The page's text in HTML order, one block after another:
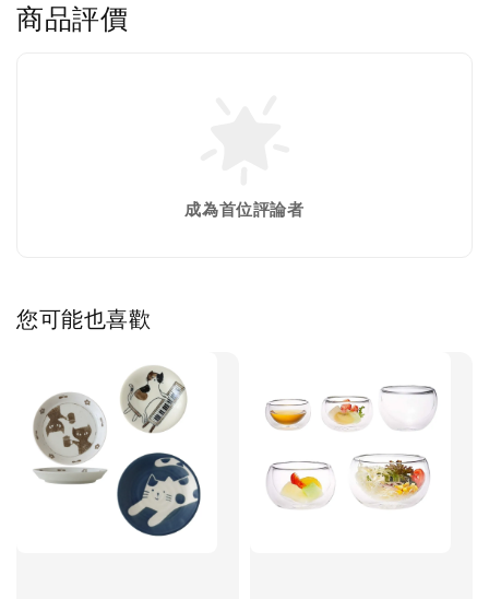
商品評價
成為首位評論者
您可能也喜歡